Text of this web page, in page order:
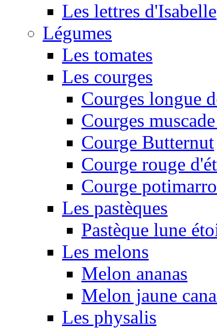
Les lettres d'Isabelle
Légumes
Les tomates
Les courges
Courges longue
Courges
Courge Butternut
Courge rouge
Courge
Les pastèques
Pastèque lune
Les melons
Melon ananas
Melon jaune
Les physalis